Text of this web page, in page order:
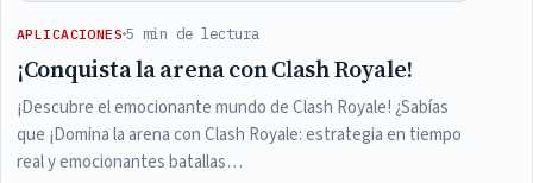
APLICACIONES 5 min de lectura
¡Conquista la arena con Clash Royale!
¡Descubre el emocionante mundo de Clash Royale! ¿Sabías
que ¡Domina la arena con Clash Royale: estrategia en tiempo
real y emocionantes batallas…